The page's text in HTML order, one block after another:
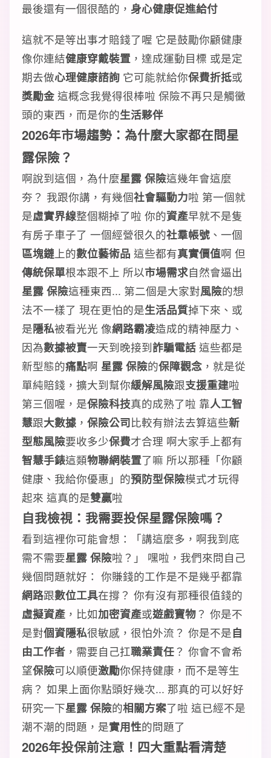
最後還有一個很酷的， 身心健康促進給付
這就不是等出事才賠錢了喔 它是鼓勵你顧健康
像你連結健康穿戴裝置 ，達成運動目標 或是定
期去做心理健康諮詢 它可能就給你保費折抵或
獎勵金 這概念我覺得很棒啦 保險不再只是觸黴
頭的東西，而是你的生活夥伴
2026年市場趨勢：為什麼大家都在問星
露保險？
啊說到這個，為什麼星露 保險這幾年會這麼
夯？ 我跟你講，有幾個社會驅動力啦 第一個就
是虛實界線整個糊掉了啦 你的資產早就不是隻
有房子車子了 一個經營很久的社羣帳號 、一個
區塊鏈上的數位藝術品 這些都有真實價值啊 但
傳統保單根本跟不上 所以市場需求自然會逼出
星露 保險這種東西... 第二個是大家對風險的想
法不一樣了 現在更怕的是生活品質掉下來、或
是隱私被看光光 像網路霸凌造成的精神壓力、
因為數據被賣一天到晚接到詐騙電話 這些都是
新型態的痛點啊 星露 保險的保障觀念 ，就是從
單純賠錢，擴大到幫你緩解風險跟支援重建啦
第三個喔，是保險科技真的成熟了啦 靠人工智
慧跟大數據 ， 保險公司比較有辦法去算這些新
型態風險要收多少保費才合理 啊大家手上都有
智慧手錶這類物聯網裝置了嘛 所以那種「你顧
健康、我給你優惠」的預防型保險模式才玩得
起來 這真的是雙贏啦
自我檢視：我需要投保星露保險嗎？
看到這裡你可能會想：「講這麼多，啊我到底
需不需要星露 保險啦？」 嘿啦，我們來問自己
幾個問題就好： 你賺錢的工作是不是幾乎都靠
網路跟數位工具在撐？ 你有沒有那種很值錢的
虛擬資產 ，比如加密資產或遊戲寶物？ 你是不
是對個資隱私很敏感，很怕外流？ 你是不是自
由工作者 ，需要自己扛職業責任？ 你會不會希
望保險可以順便激勵你保持健康，而不是等生
病？ 如果上面你點頭好幾次... 那真的可以好好
研究一下星露 保險的相關方案了啦 這已經不是
潮不潮的問題，是實用性的問題了
2026年投保前注意！四大重點看清楚